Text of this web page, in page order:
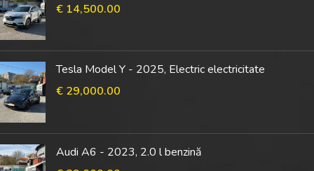
€ 14,500.00
Tesla Model Y - 2025, Electric electricitate
€ 29,000.00
Audi A6 - 2023, 2.0 l benzină